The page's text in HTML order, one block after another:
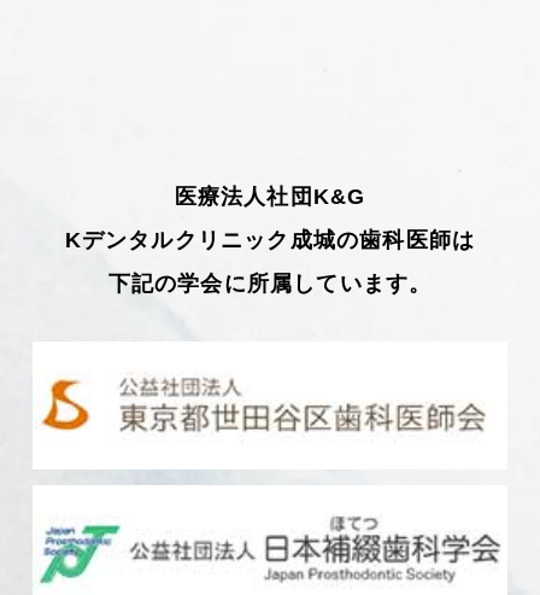
医療法人社団K&G
Kデンタルクリニック成城の歯科医師は
下記の学会に所属しています。